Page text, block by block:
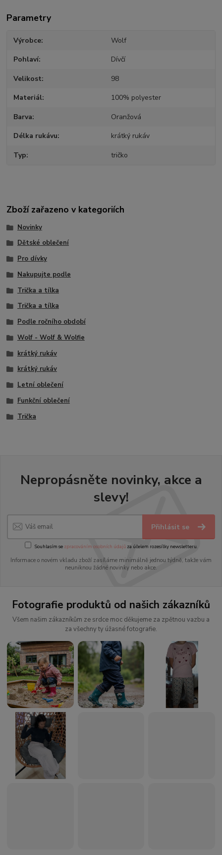
Parametry
Výrobce Wolf
Pohlaví Dívčí
Velikost 98
Materiál 100% polyester
Barva Oranžová
Délka rukávu krátký rukáv
Typ tričko
Zboží zařazeno v kategoriích
Novinky
Dětské oblečení
Pro dívky
Nakupujte podle
Trička a tílka
Trička a tílka
Podle ročního období
Wolf - Wolf & Wolfie
krátký rukáv
krátký rukáv
Letní oblečení
Funkční oblečení
Trička
Nepropásněte novinky, akce a
slevy!
Přihlásit se
Souhlasím se zpracováním osobních údajůza účelem rozesílky newsletteru.
Informace o novém vkladu zboží zasíláme minimálně jednou týdně, takže vám
neuniknou žádné novinky nebo akce.
Fotografie produktů od našich zákazníků
Všem našim zákazníkům ze srdce moc děkujeme za zpětnou vazbu a
za všechny ty úžasné fotografie.